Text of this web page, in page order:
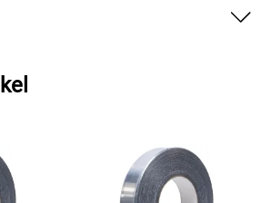
Alu-Klebeband hervorragend als
als Witterungsschutz oder für